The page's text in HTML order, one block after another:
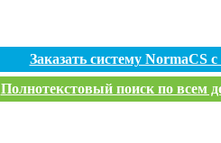
Заказать систему NormaCS
Полнотекстовый поиск по всем